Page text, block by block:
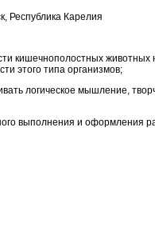
Республика Карелия
кишечнополостных
этого типа организмов;
логическое мышление,
выполнения и оформления